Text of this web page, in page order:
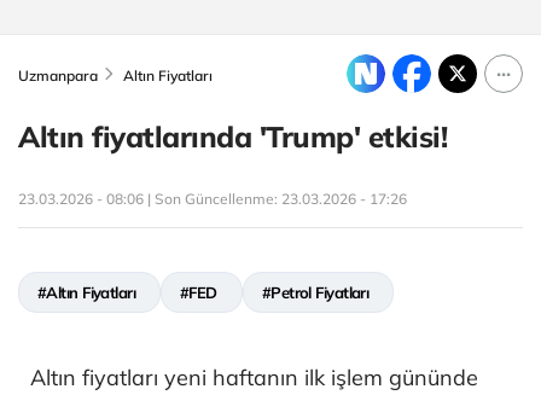
Uzmanpara Altın Fiyatları
Altın fiyatlarında 'Trump' etkisi!
23.03.2026 - 08:06 | Son Güncellenme: 23.03.2026 - 17:26
#Altın Fiyatları #FED #Petrol Fiyatları
Altın fiyatları yeni haftanın ilk işlem gününde